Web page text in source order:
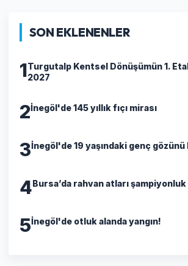
SON EKLENENLER
1Turgutalp Kentsel Dönüşümün 1.
2027
2İnegöl'de 145 yıllık fıçı mirası
3İnegöl'de 19 yaşındaki genç
4Bursa’da rahvan atları
5İnegöl'de otluk alanda yangın!